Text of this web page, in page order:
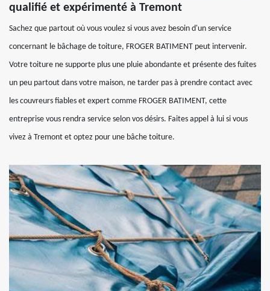
qualifié et expérimenté à Tremont
Sachez que partout où vous voulez si vous avez besoin d'un service
concernant le bâchage de toiture, FROGER BATIMENT peut intervenir.
Votre toiture ne supporte plus une pluie abondante et présente des fuites
un peu partout dans votre maison, ne tarder pas à prendre contact avec
les couvreurs fiables et expert comme FROGER BATIMENT, cette
entreprise vous rendra service selon vos désirs. Faites appel à lui si vous
vivez à Tremont et optez pour une bâche toiture.